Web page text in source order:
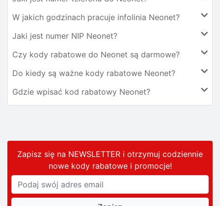
W jakich godzinach pracuje infolinia Neonet?
Jaki jest numer NIP Neonet?
Czy kody rabatowe do Neonet są darmowe?
Do kiedy są ważne kody rabatowe Neonet?
Gdzie wpisać kod rabatowy Neonet?
Zapisz się na NEWSLETTER i otrzymuj codziennie
nowe kody rabatowei promocje!